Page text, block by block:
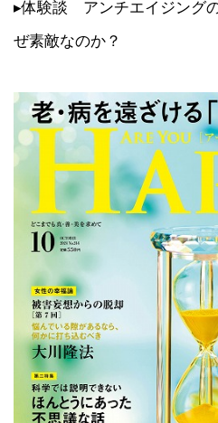
▸体験談 アンチエイジング
ぜ素敵なのか？